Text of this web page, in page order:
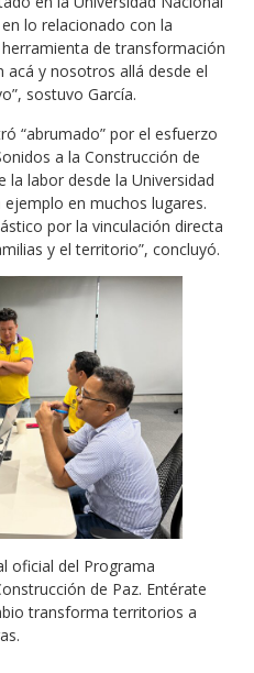
lo relacionado con la
de transformación
acá y nosotros allá desde el
sostuvo García.
“abrumado” por el esfuerzo
a la Construcción de
labor desde la Universidad
ejemplo en muchos lugares.
por la vinculación directa
y el territorio”, concluyó.
oficial del Programa
de Paz. Entérate
transforma territorios a